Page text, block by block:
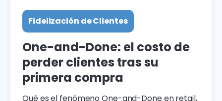
Fidelización de Clientes
One-and-Done: el costo de
perder clientes tras su
primera compra
Qué es el fenómeno One-and-Done en retail,